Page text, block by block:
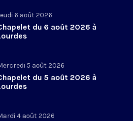
6 août 2026
du 6 août 2026 à
5 août 2026
du 5 août 2026 à
4 août 2026